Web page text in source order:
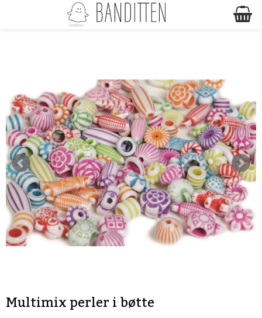
Multimix perler i bøtte